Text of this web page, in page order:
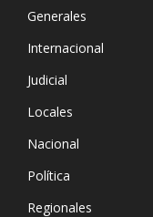
Generales
Internacional
Judicial
Locales
Nacional
Política
Regionales